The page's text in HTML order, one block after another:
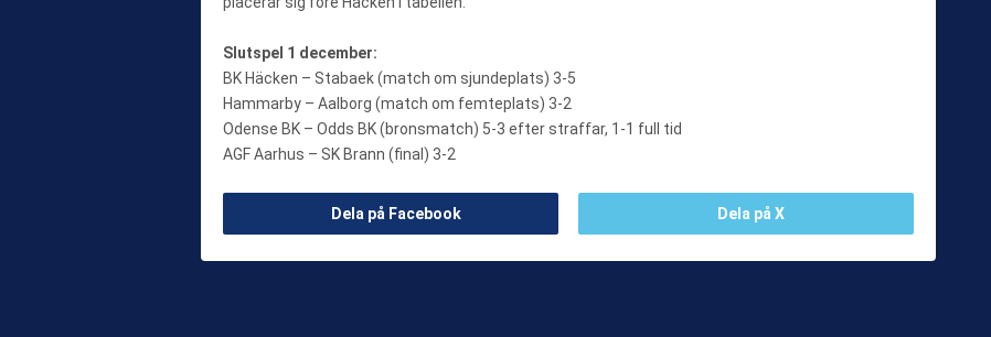
Slutspel 1 december:
BK Häcken – Stabaek (match om sjundeplats) 3-5
Hammarby – Aalborg (match om femteplats) 3-2
Odense BK – Odds BK (bronsmatch) 5-3 efter straffar, 1-1 full tid
AGF Aarhus – SK Brann (final) 3-2
Dela på Facebook Dela på X